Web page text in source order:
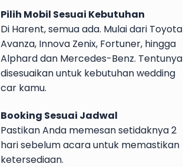
Pilih Mobil Sesuai Kebutuhan
Di Harent, semua ada. Mulai dari Toyota
Avanza, Innova Zenix, Fortuner, hingga
Alphard dan Mercedes-Benz. Tentunya
disesuaikan untuk kebutuhan wedding
car kamu.
Booking Sesuai Jadwal
Pastikan Anda memesan setidaknya 2
hari sebelum acara untuk memastikan
ketersediaan.